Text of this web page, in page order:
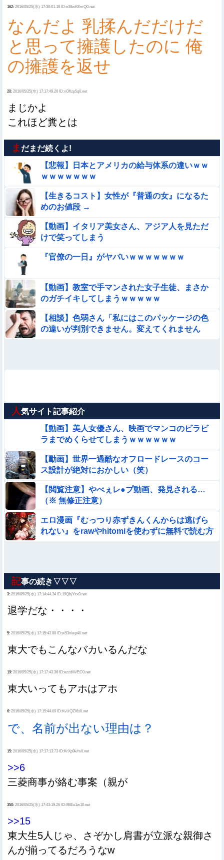
162: 2016/05/25(水) 17:30:01.18 ID:n38wKEmQ0.net
なんだよ 乳揉んだだけだ
と思って擁護したのに 俺
の擁護を返せ
20: 2016/05/25(水) 17:17:49.20 ID:vOflzp5q0.net
まじかよ
これほど糞とは
ま だまだ続くよ!
【悲報】日本とアメリカの給与体系の違いｗｗ
ｗｗｗｗｗｗｗ
【生きるコスト】女性が『普通の女』になるた
めのお値段 →
【動画】イタリア美女さん、アジア人を見ただ
けで笑ってしまう
『官僚の一日』がヤバいｗｗｗｗｗｗｗ
【動画】教室で手マンされた女子生徒、まさか
のガチイキしてしまうｗｗｗｗｗ
【相談】色弱さん「私にはこのパッケージの色
の違いが判別できません。変えてくれません
人気サイト記事紹介
【動画】美人女優さん、映画でマンコのビラビ
ラまでめくらせてしまうｗｗｗｗｗｗ
【動画】世界一過酷なオフロードレースのコー
ス設計が絶対におかしい（笑）
【閲覧注意】やべぇレ●プ動画、発見される…
（※ 無修正注意）
エロ漫画『むっつり赤ずきんくんからは逃げら
れない』をrawやhitomiを使わずに無料で読む方
記事の続き▽▽▽
3: 2016/05/25(水) 17:14:44.34 ID:19QbjYzx0.net
退学だな・・・・
5: 2016/05/25(水) 17:15:43.88 ID:w53niwp40.net
東大でもこんなバカいるんだな
19: 2016/05/25(水) 17:17:43.36 ID:ezzdlWEC0.net
東大いってもアホはアホ
6: 2016/05/25(水) 17:15:44.09 ID:KvUQZl6s0.net
で、名前が出ない理由は？
15: 2016/05/25(水) 17:17:13.73 ID:KrXp9k/m0.net
>>6
三菱商事が絡む事案（親が
350: 2016/05/25(水) 17:43:19.26 ID:lfBEu1w10.net
>>15
東大生5人じゃ、さぞかし肩書が立派な親御さ
んが揃ってるだろうなw